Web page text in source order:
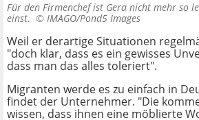
Für den Firmenchef ist Gera nicht mehr so
einst. © IMAGO/Pond5 Images
Weil er derartige Situationen
"doch klar, dass es ein gewisses
dass man das alles toleriert".
Migranten werde es zu einfach in
findet der Unternehmer. "Die
wissen, dass ihnen eine möblierte